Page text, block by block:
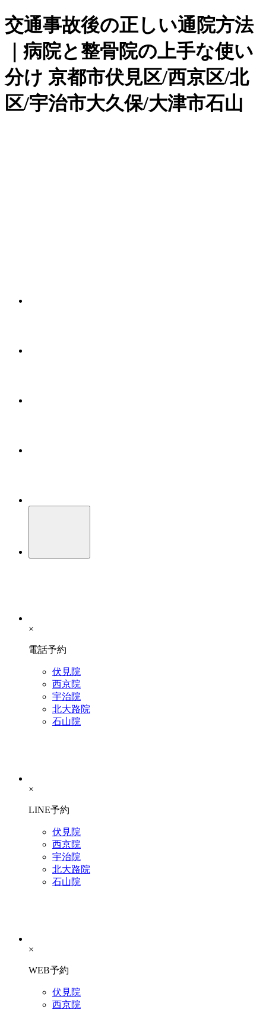
交通事故後の正しい通院方法
｜病院と整骨院の上手な使い
分け 京都市伏見区/西京区/北
区/宇治市大久保/大津市石山
×
電話予約
伏見院
西京院
宇治院
北大路院
石山院
×
LINE予約
伏見院
西京院
宇治院
北大路院
石山院
×
WEB予約
伏見院
西京院